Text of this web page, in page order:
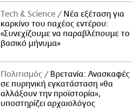
Τech & Science
Νέα εξέταση για
καρκίνο του παχέος εντέρου:
«Συνεχίζουμε να παραβλέπουμε το
βασικό μήνυμα»
Πολιτισμός
Βρετανία: Ανασκαφές
σε πυρηνική εγκατάσταση «θα
αλλάξουν την προϊστορία»,
υποστηρίζει αρχαιολόγος